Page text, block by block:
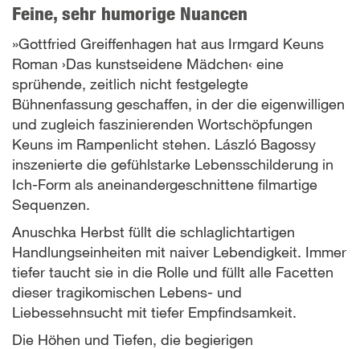
Feine, sehr humorige Nuancen
»Gottfried Greiffenhagen hat aus Irmgard Keuns
Roman ›Das kunstseidene Mädchen‹ eine
sprühende, zeitlich nicht festgelegte
Bühnenfassung geschaffen, in der die eigenwilligen
und zugleich faszinierenden Wortschöpfungen
Keuns im Rampenlicht stehen. László Bagossy
inszenierte die gefühlstarke Lebensschilderung in
Ich-Form als aneinandergeschnittene filmartige
Sequenzen.
Anuschka Herbst füllt die schlaglichtartigen
Handlungseinheiten mit naiver Lebendigkeit. Immer
tiefer taucht sie in die Rolle und füllt alle Facetten
dieser tragikomischen Lebens- und
Liebessehnsucht mit tiefer Empfindsamkeit.
Die Höhen und Tiefen, die begierigen